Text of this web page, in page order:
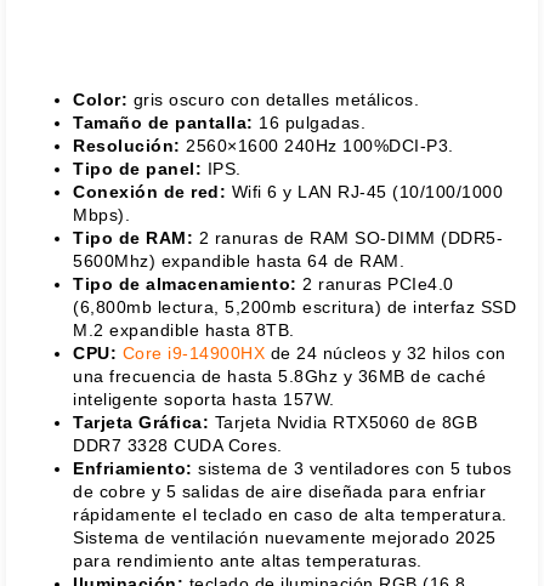
Color: gris oscuro con detalles metálicos.
Tamaño de pantalla: 16 pulgadas.
Resolución: 2560×1600 240Hz 100%DCI-P3.
Tipo de panel: IPS.
Conexión de red: Wifi 6 y LAN RJ-45 (10/100/1000
Mbps).
Tipo de RAM: 2 ranuras de RAM SO-DIMM (DDR5-
5600Mhz) expandible hasta 64 de RAM.
Tipo de almacenamiento: 2 ranuras PCIe4.0
(6,800mb lectura, 5,200mb escritura) de interfaz SSD
M.2 expandible hasta 8TB.
CPU: Core i9-14900HX de 24 núcleos y 32 hilos con
una frecuencia de hasta 5.8Ghz y 36MB de caché
inteligente soporta hasta 157W.
Tarjeta Gráfica: Tarjeta Nvidia RTX5060 de 8GB
DDR7 3328 CUDA Cores.
Enfriamiento: sistema de 3 ventiladores con 5 tubos
de cobre y 5 salidas de aire diseñada para enfriar
rápidamente el teclado en caso de alta temperatura.
Sistema de ventilación nuevamente mejorado 2025
para rendimiento ante altas temperaturas.